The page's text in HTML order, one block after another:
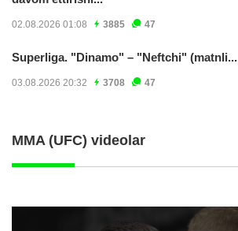
02.08.2026 01:08 3885 47
Superliga. "Dinamo" – "Neftchi" (matnli...
03.08.2026 20:32 3708 47
MMA (UFC) videolar